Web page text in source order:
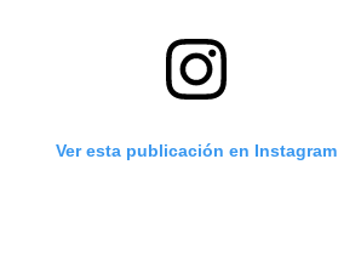
Ver esta publicación en Instagram